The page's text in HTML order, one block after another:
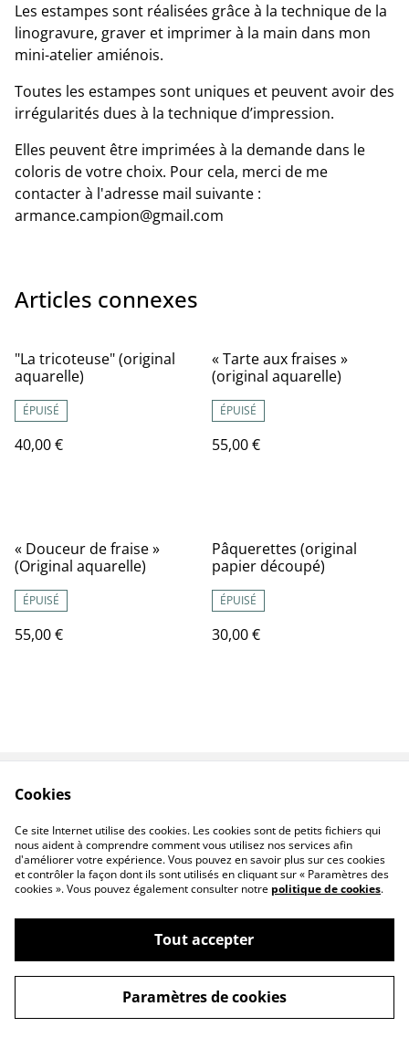
Les estampes sont réalisées grâce à la technique de la
linogravure, graver et imprimer à la main dans mon
mini-atelier amiénois.
Toutes les estampes sont uniques et peuvent avoir des
irrégularités dues à la technique d’impression.
Elles peuvent être imprimées à la demande dans le
coloris de votre choix. Pour cela, merci de me
contacter à l'adresse mail suivante :
armance.campion@gmail.com
Articles connexes
"La tricoteuse" (original
aquarelle)
ÉPUISÉ
40,00 €
« Tarte aux fraises »
(original aquarelle)
ÉPUISÉ
55,00 €
« Douceur de fraise »
(Original aquarelle)
ÉPUISÉ
55,00 €
Pâquerettes (original
papier découpé)
ÉPUISÉ
30,00 €
Politique de
confidentialité
Politique de cookies
©2026Mance
powered by
Cookies
Ce site Internet utilise des cookies. Les cookies sont de petits fichiers qui
nous aident à comprendre comment vous utilisez nos services afin
d'améliorer votre expérience. Vous pouvez en savoir plus sur ces cookies
et contrôler la façon dont ils sont utilisés en cliquant sur « Paramètres des
cookies ». Vous pouvez également consulter notre politique de cookies.
Tout accepter
Paramètres de cookies